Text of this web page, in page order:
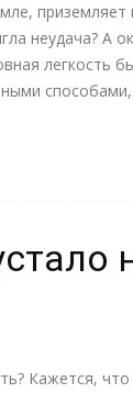
неудача? А
легкость
способами,
Кажется,